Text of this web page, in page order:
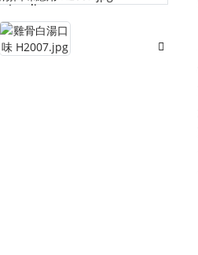
Loading...
Loading...